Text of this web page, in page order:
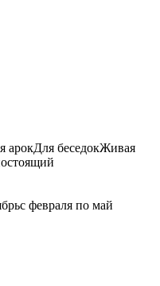
арокДля беседокЖивая
февраля по май